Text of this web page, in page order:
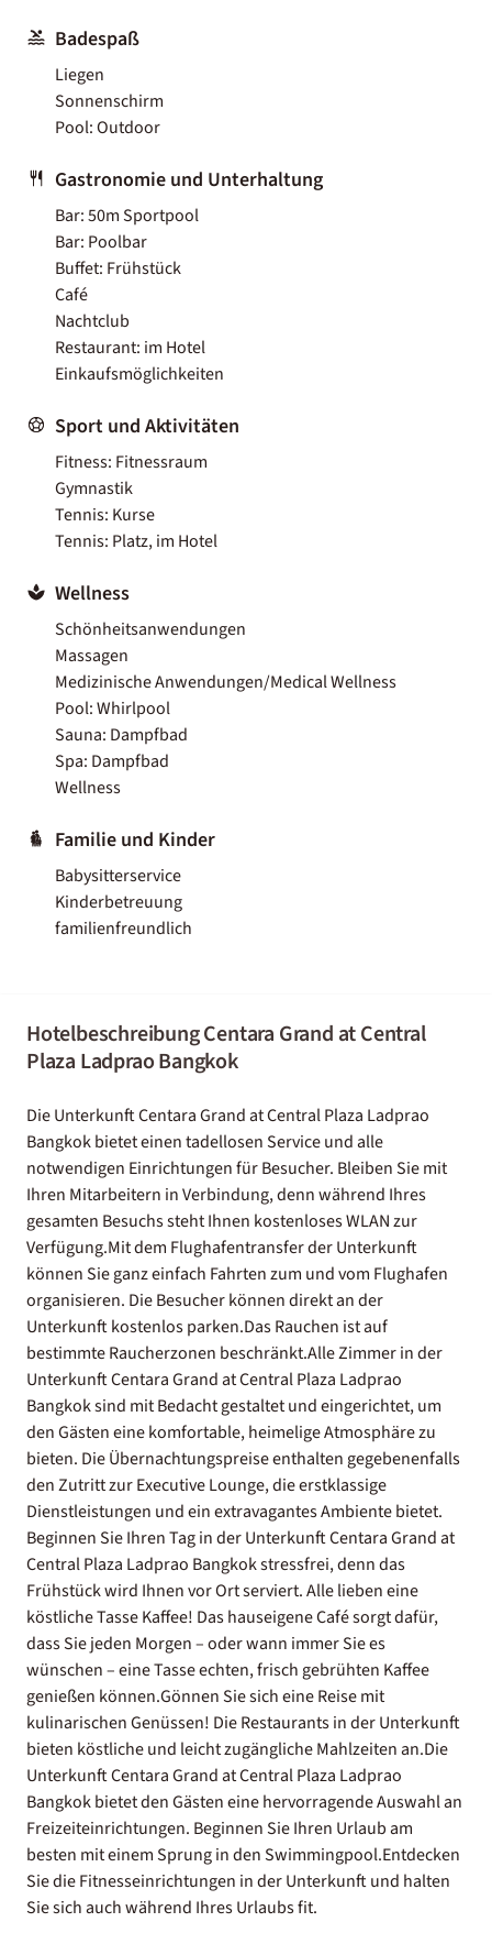
Badespaß
Liegen
Sonnenschirm
Pool: Outdoor
Gastronomie und Unterhaltung
Bar: 50m Sportpool
Bar: Poolbar
Buffet: Frühstück
Café
Nachtclub
Restaurant: im Hotel
Einkaufsmöglichkeiten
Sport und Aktivitäten
Fitness: Fitnessraum
Gymnastik
Tennis: Kurse
Tennis: Platz, im Hotel
Wellness
Schönheitsanwendungen
Massagen
Medizinische Anwendungen/Medical Wellness
Pool: Whirlpool
Sauna: Dampfbad
Spa: Dampfbad
Wellness
Familie und Kinder
Babysitterservice
Kinderbetreuung
familienfreundlich
Hotelbeschreibung Centara Grand at Central
Plaza Ladprao Bangkok
Die Unterkunft Centara Grand at Central Plaza Ladprao
Bangkok bietet einen tadellosen Service und alle
notwendigen Einrichtungen für Besucher. Bleiben Sie mit
Ihren Mitarbeitern in Verbindung, denn während Ihres
gesamten Besuchs steht Ihnen kostenloses WLAN zur
Verfügung.Mit dem Flughafentransfer der Unterkunft
können Sie ganz einfach Fahrten zum und vom Flughafen
organisieren. Die Besucher können direkt an der
Unterkunft kostenlos parken.Das Rauchen ist auf
bestimmte Raucherzonen beschränkt.Alle Zimmer in der
Unterkunft Centara Grand at Central Plaza Ladprao
Bangkok sind mit Bedacht gestaltet und eingerichtet, um
den Gästen eine komfortable, heimelige Atmosphäre zu
bieten. Die Übernachtungspreise enthalten gegebenenfalls
den Zutritt zur Executive Lounge, die erstklassige
Dienstleistungen und ein extravagantes Ambiente bietet.
Beginnen Sie Ihren Tag in der Unterkunft Centara Grand at
Central Plaza Ladprao Bangkok stressfrei, denn das
Frühstück wird Ihnen vor Ort serviert. Alle lieben eine
köstliche Tasse Kaffee! Das hauseigene Café sorgt dafür,
dass Sie jeden Morgen – oder wann immer Sie es
wünschen – eine Tasse echten, frisch gebrühten Kaffee
genießen können.Gönnen Sie sich eine Reise mit
kulinarischen Genüssen! Die Restaurants in der Unterkunft
bieten köstliche und leicht zugängliche Mahlzeiten an.Die
Unterkunft Centara Grand at Central Plaza Ladprao
Bangkok bietet den Gästen eine hervorragende Auswahl an
Freizeiteinrichtungen. Beginnen Sie Ihren Urlaub am
besten mit einem Sprung in den Swimmingpool.Entdecken
Sie die Fitnesseinrichtungen in der Unterkunft und halten
Sie sich auch während Ihres Urlaubs fit.